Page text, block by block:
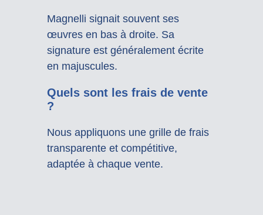
Magnelli signait souvent ses
œuvres en bas à droite. Sa
signature est généralement écrite
en majuscules.
Quels sont les frais de vente
?
Nous appliquons une grille de frais
transparente et compétitive,
adaptée à chaque vente.